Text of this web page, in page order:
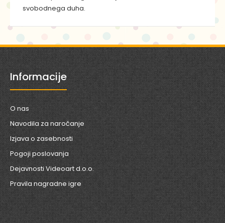
svobodnega duha.
Informacije
O nas
Navodila za naročanje
Izjava o zasebnosti
Pogoji poslovanja
Dejavnosti Videoart d.o.o.
Pravila nagradne igre